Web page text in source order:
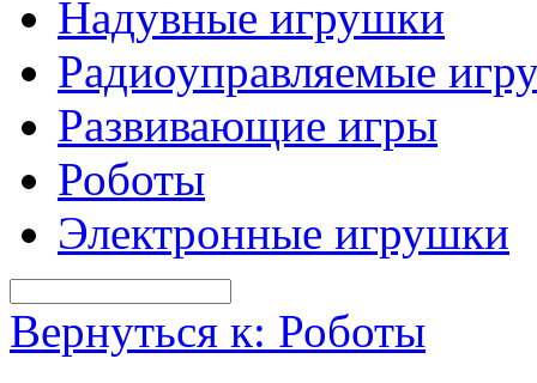
Надувные игрушки
Радиоуправляемые
Развивающие игры
Роботы
Электронные игрушки
Вернуться к: Роботы